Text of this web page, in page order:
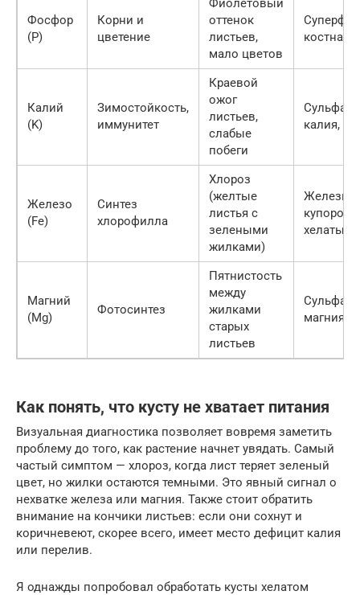
Фосфор
(P)
Корни и
цветение
Фиолетовый
оттенок
листьев,
мало цветов
костная
Калий
(K)
Зимостойкость,
иммунитет
Краевой
ожог
листьев,
слабые
побеги
Сульфат
калия,
Железо
(Fe)
Синтез
хлорофилла
Хлороз
(желтые
листья с
зелеными
жилками)
купорос,
хелаты
Магний
(Mg)
Фотосинтез
Пятнистость
между
жилками
старых
листьев
Сульфат
магния
Как понять, что кусту не хватает питания
Визуальная диагностика позволяет вовремя заметить
проблему до того, как растение начнет увядать. Самый
частый симптом — хлороз, когда лист теряет зеленый
цвет, но жилки остаются темными. Это явный сигнал о
нехватке железа или магния. Также стоит обратить
внимание на кончики листьев: если они сохнут и
коричневеют, скорее всего, имеет место дефицит калия
или перелив.
Я однажды попробовал обработать кусты хелатом